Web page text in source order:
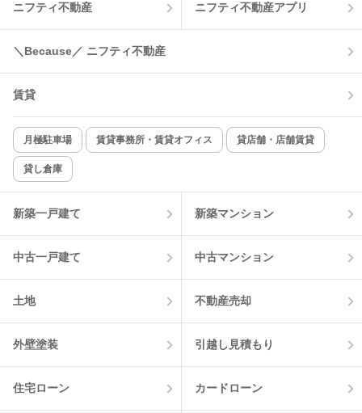
温水洗浄便座 オートロック
コンロ2口以上
新着のみ インターネット無料
該当件数:
1件
ニフティ不動産 ニフティ不動産アプリ
＼Because／ ニフティ不動産
賃貸
月極駐車場 賃貸事務所・賃貸オフィス 貸店舗・店舗賃貸
貸し倉庫
新築一戸建て 新築マンション
中古一戸建て 中古マンション
土地 不動産売却
外壁塗装 引越し見積もり
住宅ローン カードローン